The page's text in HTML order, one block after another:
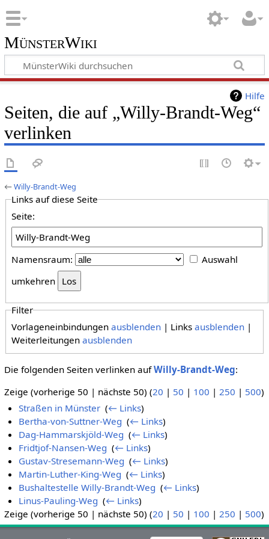
MünsterWiki
Hilfe
Seiten, die auf „Willy-Brandt-Weg“
verlinken
←Willy-Brandt-Weg
Links auf diese Seite
Seite:
Namensraum:
Auswahl
umkehren
Filter
Vorlageneinbindungenausblenden | Linksausblenden |
Weiterleitungenausblenden
Die folgenden Seiten verlinken aufWilly-Brandt-Weg:
Zeige (vorherige 50 | nächste 50) (20 | 50 | 100 | 250 | 500)
Straßen in Münster ‎(← Links)
Bertha-von-Suttner-Weg ‎(← Links)
Dag-Hammarskjöld-Weg ‎(← Links)
Fridtjof-Nansen-Weg ‎(← Links)
Gustav-Stresemann-Weg ‎(← Links)
Martin-Luther-King-Weg ‎(← Links)
Bushaltestelle Willy-Brandt-Weg ‎(← Links)
Linus-Pauling-Weg ‎(← Links)
Zeige (vorherige 50 | nächste 50) (20 | 50 | 100 | 250 | 500)